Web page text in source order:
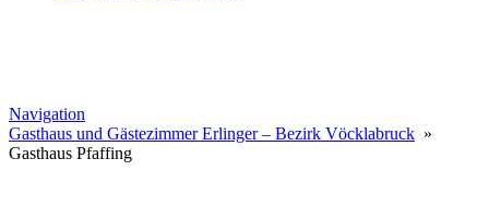
Navigation
Gasthaus und Gästezimmer Erlinger – Bezirk Vöcklabruck »
Gasthaus Pfaffing